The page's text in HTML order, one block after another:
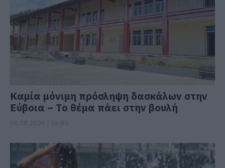
Καμία μόνιμη πρόσληψη δασκάλων στην
Εύβοια – Το θέμα πάει στην βουλή